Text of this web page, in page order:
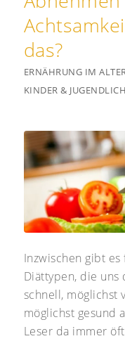
das?
ERNÄHRUNG IM
KINDER &
Inzwischen gibt
Diättypen, die
schnell, möglichst
möglichst gesund
Leser da immer